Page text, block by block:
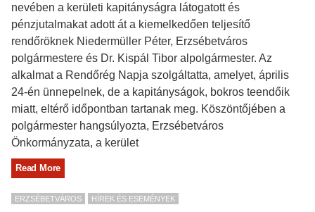
nevében a kerületi kapitányságra látogatott és
pénzjutalmakat adott át a kiemelkedően teljesítő
rendőröknek Niedermüller Péter, Erzsébetváros
polgármestere és Dr. Kispál Tibor alpolgármester. Az
alkalmat a Rendőrég Napja szolgáltatta, amelyet, április
24-én ünnepelnek, de a kapitányságok, bokros teendőik
miatt, eltérő időpontban tartanak meg. Köszöntőjében a
polgármester hangsúlyozta, Erzsébetváros
Önkormányzata, a kerület
Read More
ERZSÉBETVÁROS HÍREK ÉS ESEMÉNYEK